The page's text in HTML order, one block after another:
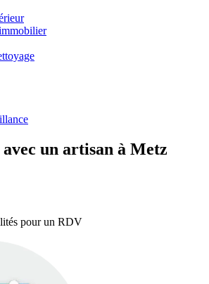
un artisan à Metz
pour un RDV